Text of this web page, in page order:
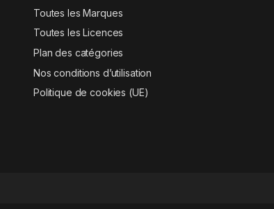
Toutes les Marques
Toutes les Licences
Plan des catégories
Nos conditions d’utilisation
Politique de cookies (UE)